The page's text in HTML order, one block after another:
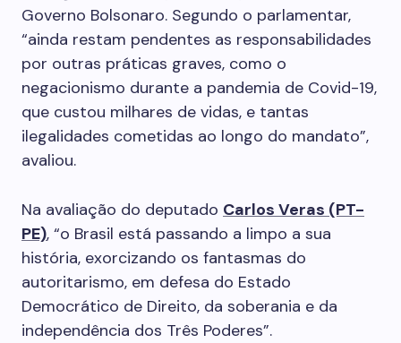
Governo Bolsonaro. Segundo o parlamentar,
“ainda restam pendentes as responsabilidades
por outras práticas graves, como o
negacionismo durante a pandemia de Covid-19,
que custou milhares de vidas, e tantas
ilegalidades cometidas ao longo do mandato”,
avaliou.
Na avaliação do deputado Carlos Veras (PT-
PE), “o Brasil está passando a limpo a sua
história, exorcizando os fantasmas do
autoritarismo, em defesa do Estado
Democrático de Direito, da soberania e da
independência dos Três Poderes”.